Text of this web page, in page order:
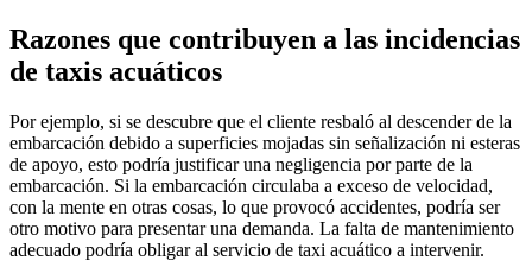
Razones que contribuyen a las incidencias
de taxis acuáticos
Por ejemplo, si se descubre que el cliente resbaló al descender de la
embarcación debido a superficies mojadas sin señalización ni esteras
de apoyo, esto podría justificar una negligencia por parte de la
embarcación. Si la embarcación circulaba a exceso de velocidad,
con la mente en otras cosas, lo que provocó accidentes, podría ser
otro motivo para presentar una demanda. La falta de mantenimiento
adecuado podría obligar al servicio de taxi acuático a intervenir.